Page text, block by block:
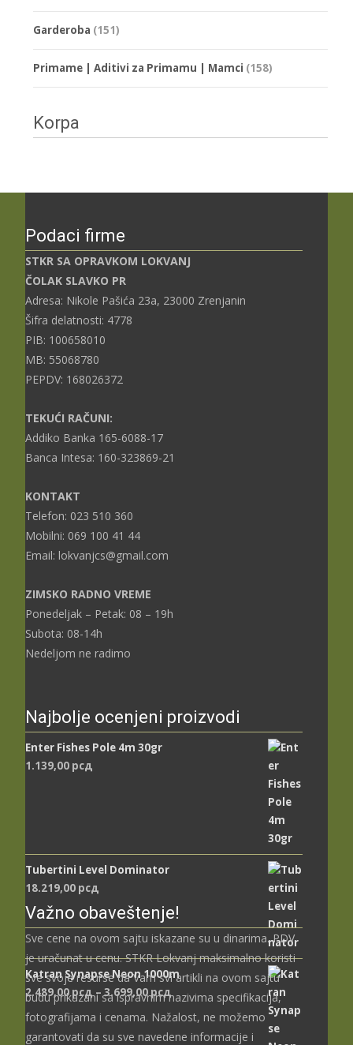
Garderoba (151)
Primame | Aditivi za Primamu | Mamci (158)
Korpa
Podaci firme
STKR SA OPRAVKOM LOKVANJ
ČOLAK SLAVKO PR
Adresa: Nikole Pašića 23a, 23000 Zrenjanin
Šifra delatnosti: 4778
PIB: 100658010
MB: 55068780
PEPDV: 168026372
TEKUĆI RAČUNI:
Addiko Banka 165-6088-17
Banca Intesa: 160-323869-21
KONTAKT
Telefon: 023 510 360
Mobilni: 069 100 41 44
Email: lokvanjcs@gmail.com
ZIMSKO RADNO VREME
Ponedeljak – Petak: 08 – 19h
Subota: 08-14h
Nedeljom ne radimo
Najbolje ocenjeni proizvodi
Enter Fishes Pole 4m 30gr
1.139,00 рсд
Tubertini Level Dominator
18.219,00 рсд
Katran Synapse Neon 1000m
2.489,00рсд – 3.699,00рсд Распон
цена:
Važno obaveštenje!
Sve cene na ovom sajtu iskazane su u dinarima. PDV
je uračunat u cenu. STKR Lokvanj maksimalno koristi
sve svoje resurse da Vam svi artikli na ovom sajtu
budu prikazani sa ispravnim nazivima specifikacija,
fotografijama i cenama. Nažalost, ne možemo
garantovati da su sve navedene informacije i